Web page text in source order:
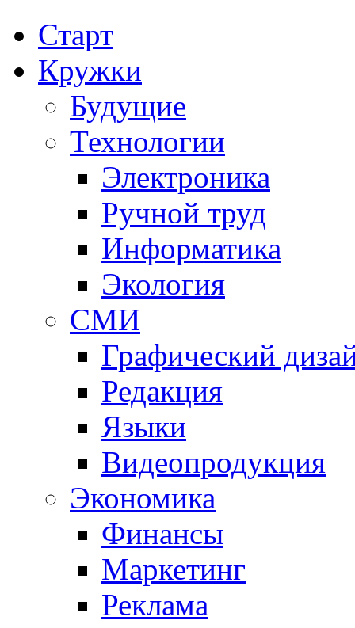
Старт
Кружки
Будущие
Технологии
Электроника
Ручной труд
Информатика
Экология
СМИ
Графический
Редакция
Языки
Видеопродукция
Экономика
Финансы
Маркетинг
Реклама